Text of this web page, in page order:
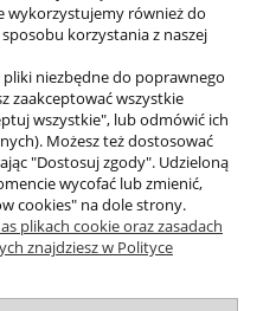
mocne poliestrowe
i jakość użytkowania
trwałość produktu.
i wygodne etui ułatwią
drabinki.
wykorzystujemy również do
korzystania z naszej
pliki niezbędne do poprawnego
zaakceptować wszystkie
wszystkie", lub odmówić ich
Możesz też dostosować
"Dostosuj zgody". Udzieloną
wycofać lub zmienić,
cookies" na dole strony.
plikach cookie oraz zasadach
znajdziesz w Polityce